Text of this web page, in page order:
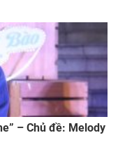
– Chủ đề: Melody